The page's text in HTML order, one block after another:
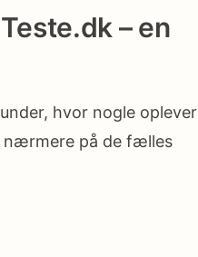
– en
hvor nogle oplever
nærmere på de fælles